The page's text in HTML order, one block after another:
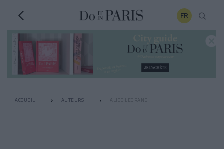
FR
ACCUEIL AUTEURS